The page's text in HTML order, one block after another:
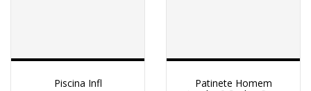
Piscina Infl
Patinete Homem